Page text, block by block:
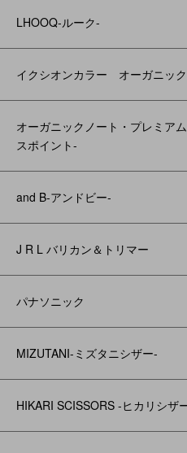
LHOOQ-ルーク-
イクシオンカラー オーガニック
オーガニックノート・プレミア
スポイント-
and B‐アンドビー‐
J R L バリカン＆トリマー
パナソニック
MIZUTANI-ミズタニシザー-
HIKARI SCISSORS -ヒカリシザ